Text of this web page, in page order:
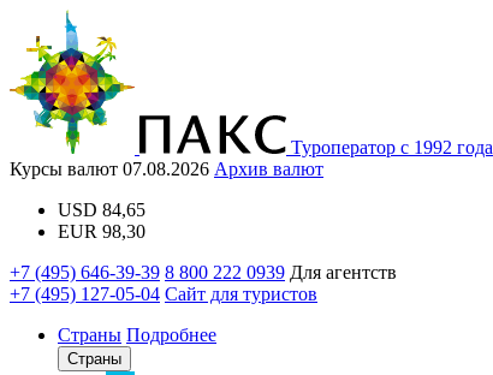
Туроператор с 1992 года
Курсы валют 07.08.2026 Архив валют
USD 84,65
EUR 98,30
+7 (495) 646-39-39 8 800 222 0939 Для агентств
+7 (495) 127-05-04 Сайт для туристов
Страны Подробнее
Страны